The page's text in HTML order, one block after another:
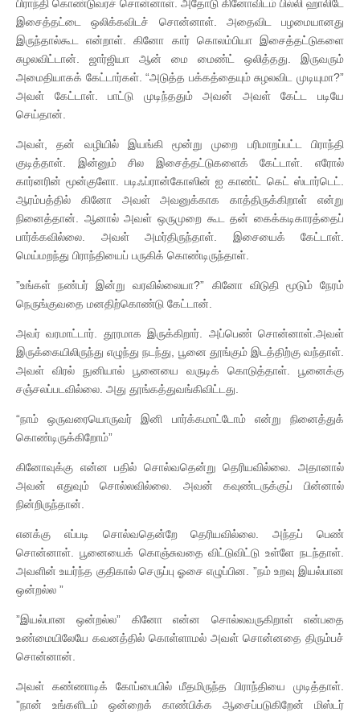
பிராந்தி கொண்டுவரச் சொன்னாள். அதோடு கினோவிடம் பில்லி ஹாலிடே
இசைத்தட்டை ஒலிக்கவிடச் சொன்னாள். அதைவிட பழமையானது
இருந்தால்கூட என்றாள். கினோ கார் கொலம்பியா இசைத்தட்டுகளை
சுழலவிட்டான். ஜார்ஜியா ஆன் மை மைண்ட் ஒலித்தது. இருவரும்
அமைதியாகக் கேட்டார்கள். “அடுத்த பக்கத்தையும் சுழலவிட முடியுமா?”
அவள் கேட்டாள். பாட்டு முடிந்ததும் அவன் அவள் கேட்ட படியே
செய்தான்.
அவள், தன் வழியில் இயங்கி மூன்று முறை பரிமாறப்பட்ட பிராந்தி
குடித்தாள். இன்னும் சில இசைத்தட்டுகளைக் கேட்டாள். எரோல்
கார்னரின் மூன்குளோ. படிஃப்ரான்கோஸின் ஐ காண்ட் கெட் ஸ்டார்டெட்.
ஆரம்பத்தில் கினோ அவள் அவனுக்காக காத்திருக்கிறாள் என்று
நினைத்தான். ஆனால் அவள் ஒருமுறை கூட தன் கைக்கடிகாரத்தைப்
பார்க்கவில்லை. அவள் அமர்திருந்தாள். இசையைக் கேட்டாள்.
மெய்மறந்து பிராந்தியைப் பருகிக் கொண்டிருந்தாள்.
”உங்கள் நண்பர் இன்று வரவில்லையா?” கினோ விடுதி மூடும் நேரம்
நெருங்குவதை மனதிற்கொண்டு கேட்டான்.
அவர் வரமாட்டார். தூரமாக இருக்கிறார். அப்பெண் சொன்னாள்.அவள்
இருக்கையிலிருந்து எழுந்து நடந்து, பூனை தூங்கும் இடத்திற்கு வந்தாள்.
அவள் விரல் நுனியால் பூனையை வருடிக் கொடுத்தாள். பூனைக்கு
சஞ்சலப்படவில்லை. அது தூங்கத்துவங்கிவிட்டது.
“நாம் ஒருவரையொருவர் இனி பார்க்கமாட்டோம் என்று நினைத்துக்
கொண்டிருக்கிறோம்”
கினோவுக்கு என்ன பதில் சொல்வதென்று தெரியவில்லை. அதானால்
அவன் எதுவும் சொல்லவில்லை. அவன் கவுண்டருக்குப் பின்னால்
நின்றிருந்தான்.
எனக்கு எப்படி சொல்வதென்றே தெரியவில்லை. அந்தப் பெண்
சொன்னாள். பூனையைக் கொஞ்சுவதை விட்டுவிட்டு உள்ளே நடந்தாள்.
அவளின் உயர்ந்த குதிகால் செருப்பு ஓசை எழுப்பின. ”நம் உறவு இயல்பான
ஒன்றல்ல ”
”இயல்பான ஒன்றல்ல” கினோ என்ன சொல்லவருகிறாள் என்பதை
உண்மையிலேயே கவனத்தில் கொள்ளாமல் அவள் சொன்னதை திரும்பச்
சொன்னான்.
அவள் கண்ணாடிக் கோப்பையில் மீதமிருந்த பிராந்தியை முடித்தாள்.
”நான் உங்களிடம் ஒன்றைக் காண்பிக்க ஆசைப்படுகிறேன் மிஸ்டர்